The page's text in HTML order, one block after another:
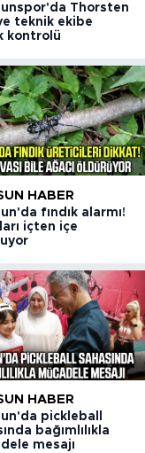
Thorsten
teknik ekibe
kontrolü
HABER
fındık alarmı!
içten içe
HABER
pickleball
bağımlılıkla
mesajı